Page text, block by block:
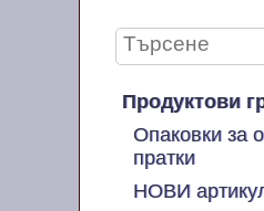
Продуктови
Опаковки за
пратки
НОВИ